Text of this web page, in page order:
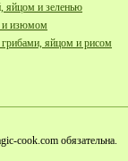
яйцом и зеленью
и изюмом
яйцом и рисом
cook.com обязательна.